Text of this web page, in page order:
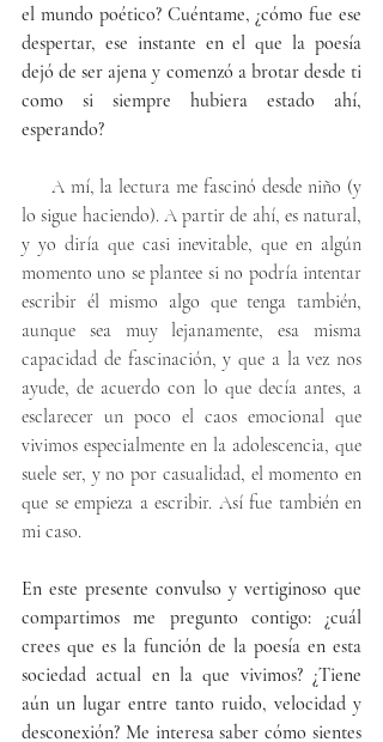
el mundo poético? Cuéntame, ¿cómo fue ese
despertar, ese instante en el que la poesía
dejó de ser ajena y comenzó a brotar desde ti
como si siempre hubiera estado ahí,
esperando?
A mí, la lectura me fascinó desde niño (y
lo sigue haciendo). A partir de ahí, es natural,
y yo diría que casi inevitable, que en algún
momento uno se plantee si no podría intentar
escribir él mismo algo que tenga también,
aunque sea muy lejanamente, esa misma
capacidad de fascinación, y que a la vez nos
ayude, de acuerdo con lo que decía antes, a
esclarecer un poco el caos emocional que
vivimos especialmente en la adolescencia, que
suele ser, y no por casualidad, el momento en
que se empieza a escribir. Así fue también en
mi caso.
En este presente convulso y vertiginoso que
compartimos me pregunto contigo: ¿cuál
crees que es la función de la poesía en esta
sociedad actual en la que vivimos? ¿Tiene
aún un lugar entre tanto ruido, velocidad y
desconexión? Me interesa saber cómo sientes